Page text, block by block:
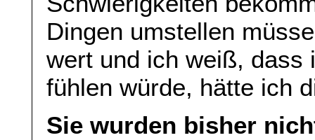
Dingen umstellen
wert und ich weiß, dass
fühlen würde, hätte ich
Sie wurden bisher